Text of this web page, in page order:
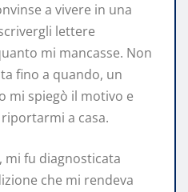
a vivere in una
lettere
mi mancasse. Non
fino a quando, un
mi spiegò il motivo e
a casa.
mi fu diagnosticata
che mi rendeva